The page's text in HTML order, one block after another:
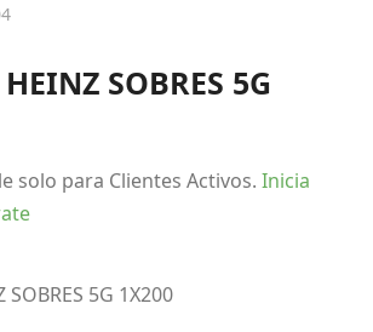
SOBRES 5G
solo para Clientes Activos. Inicia
SOBRES 5G 1X200